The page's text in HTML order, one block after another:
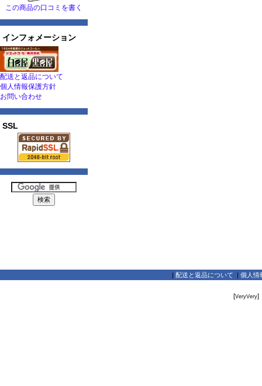
この商品の口コミを書く
インフォメーション
配送と返品について
個人情報保護方針
お問い合わせ
SSL
| 配送と返品について | 個人情
[VeryVery]